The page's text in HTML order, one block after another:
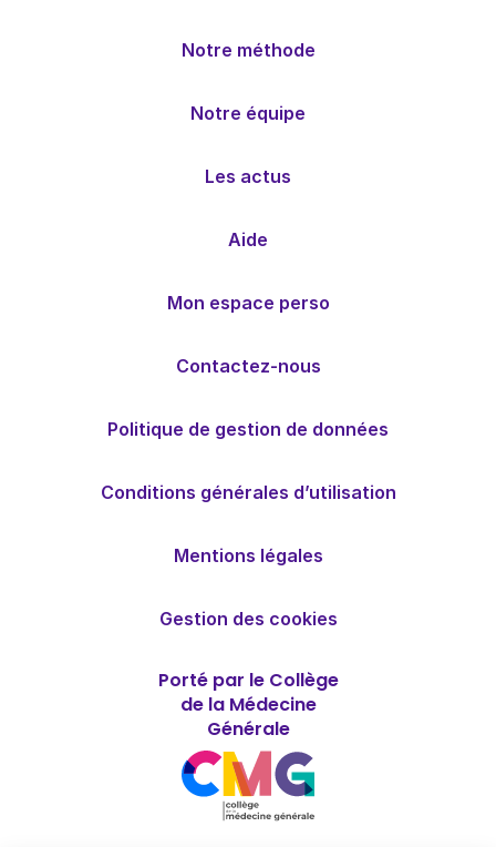
Notre méthode
Notre équipe
Les actus
Aide
Mon espace perso
Contactez-nous
Politique de gestion de données
Conditions générales d’utilisation
Mentions légales
Gestion des cookies
Porté par le Collège
de la Médecine
Générale